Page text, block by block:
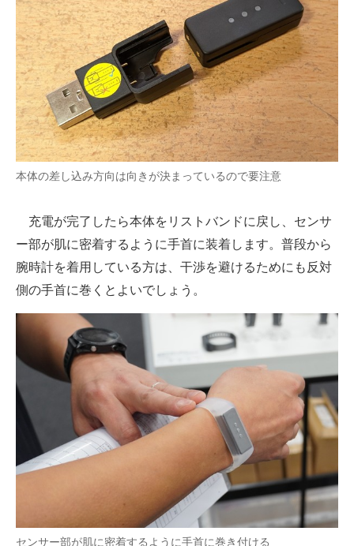
本体の差し込み方向は向きが決まっているので要注意
充電が完了したら本体をリストバンドに戻し、センサ
ー部が肌に密着するように手首に装着します。普段から
腕時計を着用している方は、干渉を避けるためにも反対
側の手首に巻くとよいでしょう。
センサー部が肌に密着するように手首に巻き付ける